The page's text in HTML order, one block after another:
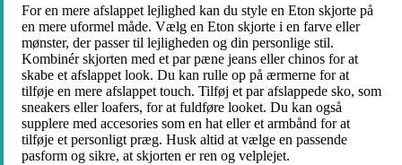
For en mere afslappet lejlighed kan du style en Eton skjorte på
en mere uformel måde. Vælg en Eton skjorte i en farve eller
mønster, der passer til lejligheden og din personlige stil.
Kombinér skjorten med et par pæne jeans eller chinos for at
skabe et afslappet look. Du kan rulle op på ærmerne for at
tilføje en mere afslappet touch. Tilføj et par afslappede sko, som
sneakers eller loafers, for at fuldføre looket. Du kan også
supplere med accesories som en hat eller et armbånd for at
tilføje et personligt præg. Husk altid at vælge en passende
pasform og sikre, at skjorten er ren og velplejet.